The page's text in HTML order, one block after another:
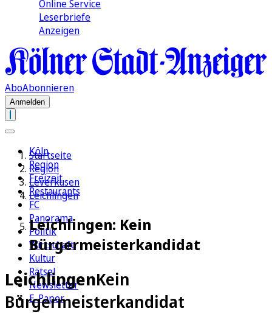
Online Service
Leserbriefe
Anzeigen
AboAbonnieren
Anmelden
Köln
Region
Freizeit
Restaurants
FC
Panorama
Politik
Wirtschaft
Kultur
Rätsel
Newsletter
E-Paper
Startseite
Region
Leverkusen
Leichlingen
Leichlingen: Kein
Bürgermeisterkandidat
LeichlingenKein
Bürgermeisterkandidat